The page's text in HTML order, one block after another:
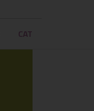
CAT